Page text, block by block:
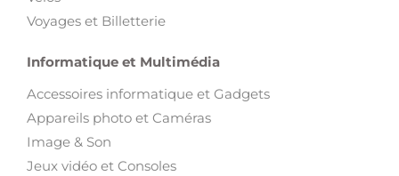
Voyages et Billetterie
Informatique et Multimédia
Accessoires informatique et Gadgets
Appareils photo et Caméras
Image & Son
Jeux vidéo et Consoles